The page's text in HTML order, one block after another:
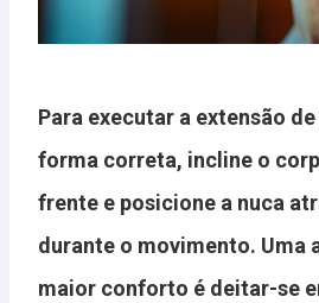
Para executar a extensão
forma correta, incline o
frente e posicione a nuca
durante o movimento. Uma
maior conforto é deitar-se